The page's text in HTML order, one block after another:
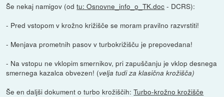
Še nekaj namigov (odtu: Osnovne_info_o_TK.doc - DCRS):
- Pred vstopom v krožno križišče se moram pravilno razvrstiti!
- Menjava prometnih pasov v turbokrižišču je prepovedana!
- Na vstopu ne vklopim smernikov, pri zapuščanju je vklop desnega
smernega kazalca obvezen! (velja tudi za klasična krožišča)
Še en daljši dokument o turbo krožiščih:Turbo-krožno krožišče